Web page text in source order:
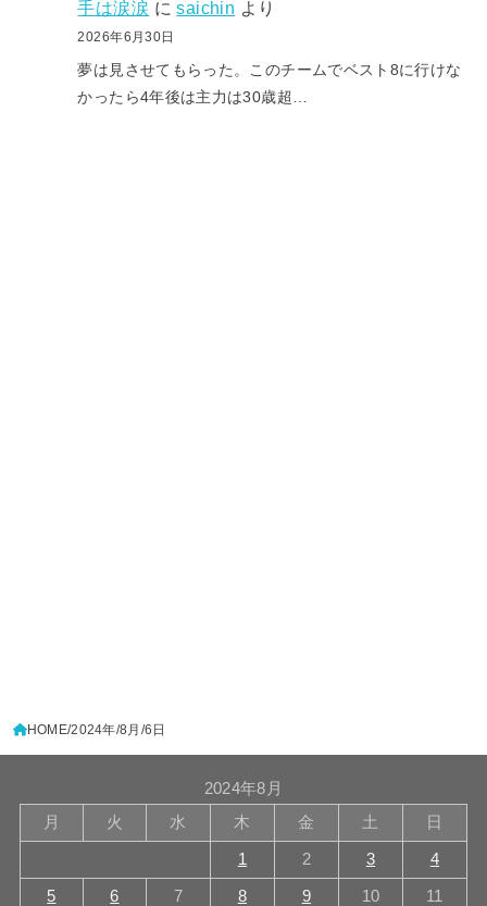
手は涙涙 にsaichin より
2026年6月30日
夢は見させてもらった。このチームでベスト8に行けな
かったら4年後は主力は30歳超…
HOME 2024年 8月 6日
2024年8月
月
火 水 木 金 土 日
1 2 3 4
5 6 7 8 9 10 11